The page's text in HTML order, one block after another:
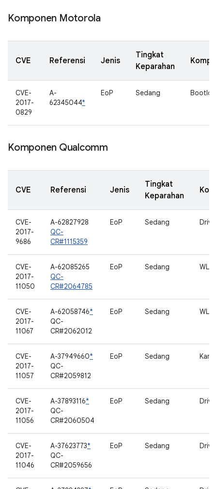
Komponen Motorola
CVE Referensi Jenis
Tingkat
Keparahan
CVE-
2017-
0829
A-
62345044*
EoP Sedang
Komponen Qualcomm
CVE Referensi Jenis
Tingkat
Keparahan
CVE-
2017-
9686
A-62827928
QC-
CR#1115359
EoP Sedang
CVE-
2017-
11050
A-62085265
QC-
CR#2064785
EoP Sedang
CVE-
2017-
11067
A-62058746*
QC-
CR#2062012
EoP Sedang
CVE-
2017-
11057
A-37949660*
QC-
CR#2059812
EoP Sedang
CVE-
2017-
11056
A-37893116*
QC-
CR#2060504
EoP Sedang
CVE-
2017-
11046
A-37623773*
QC-
CR#2059656
EoP Sedang